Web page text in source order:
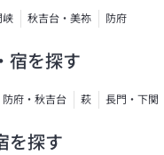
峡 秋吉台・美祢 防府
宿を探す
防府・秋吉台 萩 長門・下関
を探す